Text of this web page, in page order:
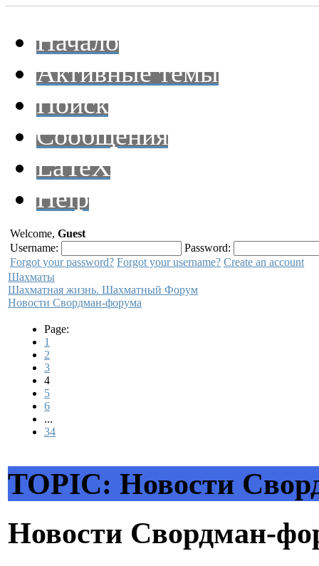
Начало
Активные темы
Поиск
Сообщения
LaTeX
Help
Welcome, Guest
Username:
Password:
Forgot your password? Forgot your username? Create an account
Шахматы
Шахматная жизнь. Шахматный Форум
Новости Свордман-форума
Page:
1
2
3
4
5
6
...
34
TOPIC: Новости
Новости Свордман-